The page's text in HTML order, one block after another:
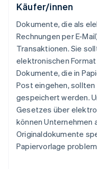
Käufer/innen
Dokumente, die als
Rechnungen per E-
Transaktionen. Sie
elektronischen
Dokumente, die in
Post eingehen,
gespeichert werden.
Gesetzes über
können Unternehmen
Originaldokumente
Papiervorlage